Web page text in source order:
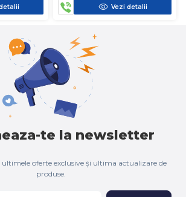
Vezi detalii
te la newsletter
oferte exclusive și ultima actualizare de
produse.